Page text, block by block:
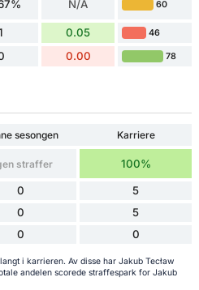
N/A 60
0.05 46
0.00 78
sesongen
Karriere
straffer 100%
0 5
0 5
0 0
i karrieren. Av disse har Jakub Tecław
andelen scorede straffespark for Jakub